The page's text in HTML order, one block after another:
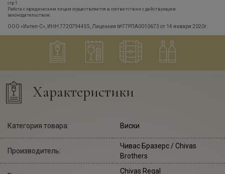
стр.1
Работа с юридическим лицам осуществляется в соответствии с действующим
законодательством.
ООО «Интел-С», ИНН 7720794455, Лицензия №77РПА0010673 от 14 января 2020г.
Характеристики
Категория товара: Виски
Производитель:
Чивас Бразерс / Chivas
Brothers
Chivas Regal